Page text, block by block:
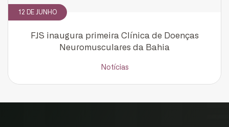
12 DE JUNHO
FJS inaugura primeira Clínica de Doenças
Neuromusculares da Bahia
Notícias